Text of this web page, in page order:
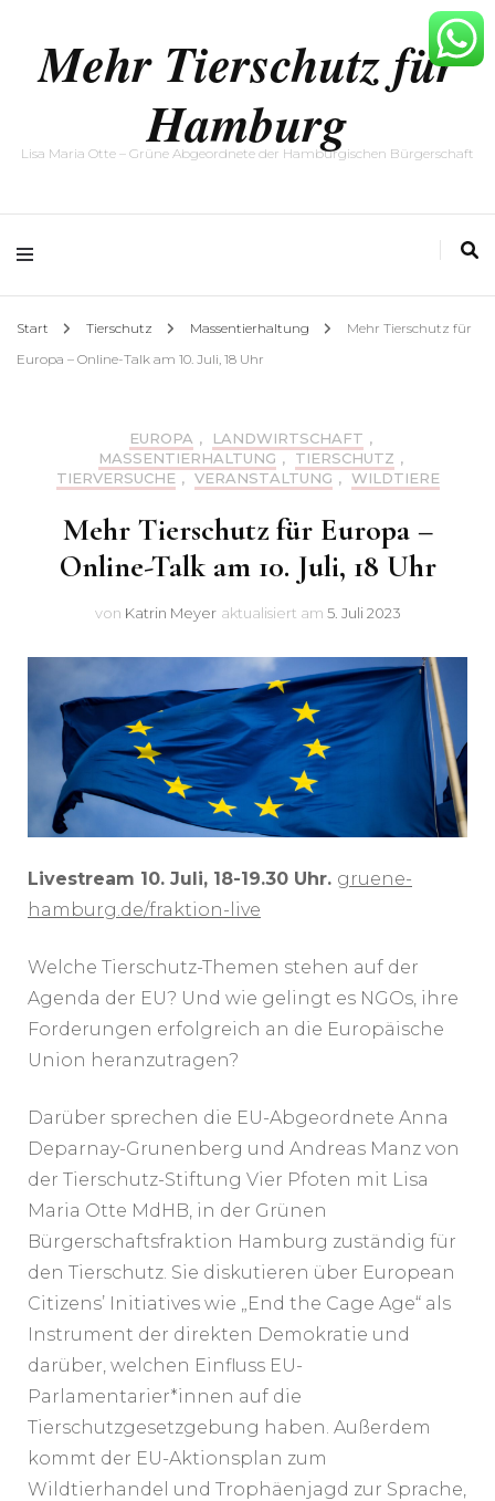
Mehr Tierschutz für
Hamburg
Lisa Maria Otte – Grüne Abgeordnete der Hamburgischen Bürgerschaft
Start Tierschutz Massentierhaltung
Mehr Tierschutz für
Europa – Online-Talk am 10. Juli, 18 Uhr
EUROPA , LANDWIRTSCHAFT ,
MASSENTIERHALTUNG , TIERSCHUTZ ,
TIERVERSUCHE , VERANSTALTUNG , WILDTIERE
Mehr Tierschutz für Europa –
Online-Talk am 10. Juli, 18 Uhr
von Katrin Meyer aktualisiert am 5. Juli 2023
Livestream 10. Juli, 18-19.30 Uhr. gruene-
hamburg.de/fraktion-live
Welche Tierschutz-Themen stehen auf der
Agenda der EU? Und wie gelingt es NGOs, ihre
Forderungen erfolgreich an die Europäische
Union heranzutragen?
Darüber sprechen die EU-Abgeordnete Anna
Deparnay-Grunenberg und Andreas Manz von
der Tierschutz-Stiftung Vier Pfoten mit Lisa
Maria Otte MdHB, in der Grünen
Bürgerschaftsfraktion Hamburg zuständig für
den Tierschutz. Sie diskutieren über European
Citizens’ Initiatives wie „End the Cage Age“ als
Instrument der direkten Demokratie und
darüber, welchen Einfluss EU-
Parlamentarier*innen auf die
Tierschutzgesetzgebung haben. Außerdem
kommt der EU-Aktionsplan zum
Wildtierhandel und Trophäenjagd zur Sprache,